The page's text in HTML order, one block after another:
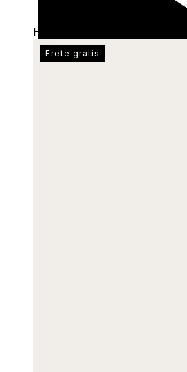
Home
Frete grátis